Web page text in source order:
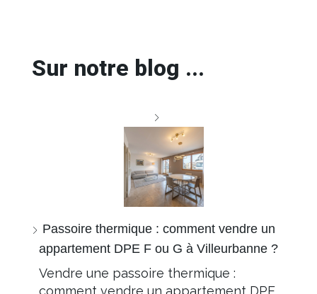
Sur notre blog ...
Passoire thermique : comment vendre un
appartement DPE F ou G à Villeurbanne ?
Vendre une passoire thermique :
comment vendre un appartement DPE